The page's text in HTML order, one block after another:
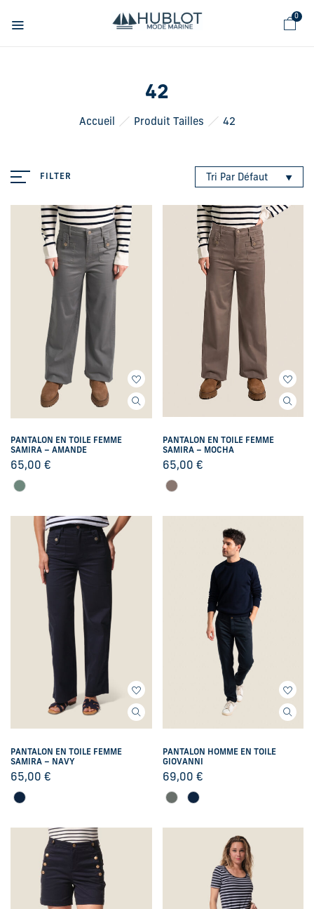
0
42
Accueil Produit Tailles 42
FILTER Tri Par Défaut
PANTALON EN TOILE FEMME
SAMIRA – AMANDE
65,00 €
PANTALON EN TOILE FEMME
SAMIRA – MOCHA
65,00 €
PANTALON EN TOILE FEMME
SAMIRA – NAVY
65,00 €
PANTALON HOMME EN TOILE
GIOVANNI
69,00 €
Panneau de gestion des cookies